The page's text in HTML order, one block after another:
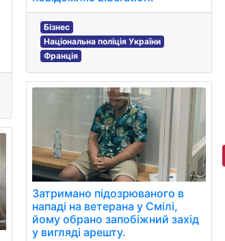
Бізнес
Національна поліція України
Франція
Затримано підозрюваного в
нападі на ветерана у Смілі,
йому обрано запобіжний захід
у вигляді арешту.